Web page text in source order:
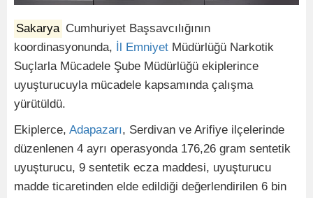
Sakarya Cumhuriyet Başsavcılığının
koordinasyonunda,
Emniyet Müdürlüğü Narkotik
Suçlarla Mücadele Şube Müdürlüğü ekiplerince
uyuşturucuyla mücadele kapsamında çalışma
yürütüldü.
Ekiplerce, Adapazarı, Serdivan ve Arifiye ilçelerinde
düzenlenen 4 ayrı operasyonda 176,26 gram sentetik
uyuşturucu, 9 sentetik ecza maddesi, uyuşturucu
madde ticaretinden elde edildiği değerlendirilen 6 bin